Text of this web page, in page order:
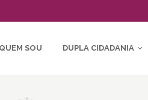
QUEM SOU DUPLA CIDADANIA